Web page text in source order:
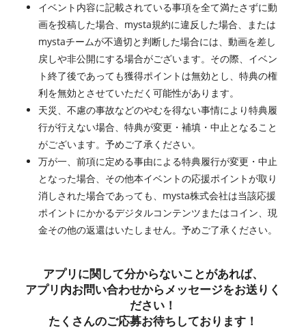
イベント内容に記載されている事項を全て満たさずに動
画を投稿した場合、mysta規約に違反した場合、または
mystaチームが不適切と判断した場合には、動画を差し
戻しや非公開にする場合がございます。その際、イベン
ト終了後であっても獲得ポイントは無効とし、特典の権
利を無効とさせていただく可能性があります。
天災、不慮の事故などのやむを得ない事情により特典履
行が行えない場合、特典が変更・補填・中止となること
がございます。予めご了承ください。
万が一、前項に定める事由による特典履行が変更・中止
となった場合、その他本イベントの応援ポイントが取り
消しされた場合であっても、mysta株式会社は当該応援
ポイントにかかるデジタルコンテンツまたはコイン、現
金その他の返還はいたしません。予めご了承ください。
アプリに関して分からないことがあれば、
アプリ内お問い合わせからメッセージをお送りく
ださい！
たくさんのご応募お待ちしております！